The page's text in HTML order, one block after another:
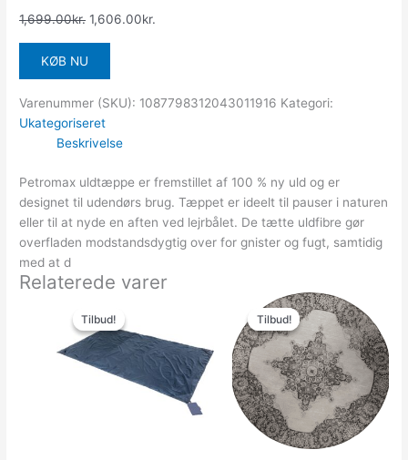
1,699.00kr. 1,606.00kr.
KØB NU
Varenummer (SKU): 1087798312043011916 Kategori:
Ukategoriseret
Beskrivelse
Petromax uldtæppe er fremstillet af 100 % ny uld og er
designet til udendørs brug. Tæppet er ideelt til pauser i naturen
eller til at nyde en aften ved lejrbålet. De tætte uldfibre gør
overfladen modstandsdygtig over for gnister og fugt, samtidig
med at d
Relaterede varer
Tilbud!
Tilbud!
oprindelige
pris
var:
329.00kr..
er:
267.00kr..
Tilbud!
Tilbud!
Den
oprindelige
pris
var:
10,149.00kr..
aktuelle
pris
er: